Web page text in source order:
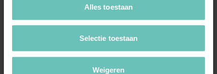
Alles toestaan
Selectie toestaan
Weigeren
Dat beroep slaagt volgens het hof: Camping Buitenlust
kan [X] niet tegenwerpen dat deze bepaling niet van
toepassing is, omdat het echtpaar (de beheerders) geen
personeel of werknemer van Camping Buitenlust was,